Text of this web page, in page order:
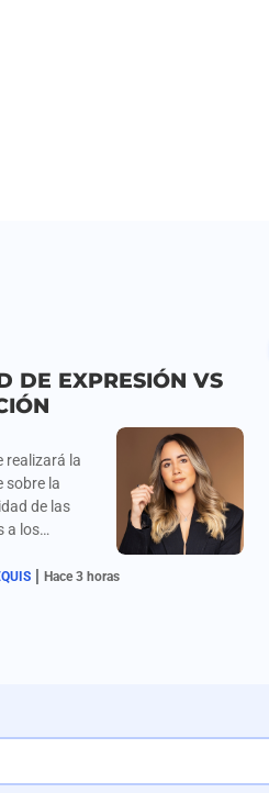
DE EXPRESIÓN VS
realizará la
sobre la
de las
a los
este debate
Hace 3 horas